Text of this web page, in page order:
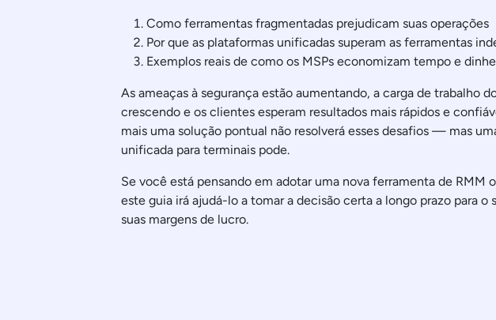
Como ferramentas fragmentadas prejudicam suas operações
Por que as plataformas unificadas superam as ferramentas
Exemplos reais de como os MSPs economizam tempo e
As ameaças à segurança estão aumentando, a carga de trabalho
crescendo e os clientes esperam resultados mais rápidos e
mais uma solução pontual não resolverá esses desafios — mas
unificada para terminais pode.
Se você está pensando em adotar uma nova ferramenta de RMM
este guia irá ajudá-lo a tomar a decisão certa a longo prazo para o
suas margens de lucro.